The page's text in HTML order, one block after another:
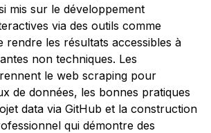
mis sur le développement
via des outils comme
rendre les résultats accessibles à
non techniques. Les
le web scraping pour
de données, les bonnes pratiques
data via GitHub et la construction
qui démontre des